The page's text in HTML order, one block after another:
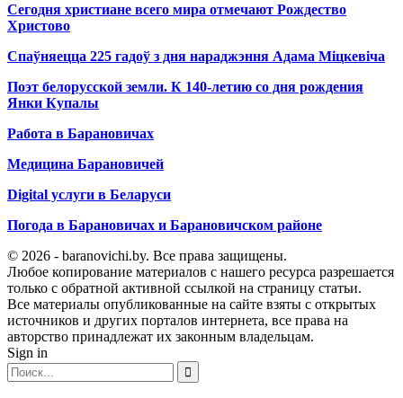
Сегодня христиане всего мира отмечают Рождество
Христово
Спаўняецца 225 гадоў з дня нараджэння Адама Міцкевіча
Поэт белорусской земли. К 140-летию со дня рождения
Янки Купалы
Работа в Барановичах
Медицина Барановичей
Digital услуги в Беларуси
Погода в Барановичах и Барановичском районе
© 2026 - baranovichi.by. Все права защищены.
Любое копирование материалов с нашего ресурса разрешается
только с обратной активной ссылкой на страницу статьи.
Все материалы опубликованные на сайте взяты с открытых
источников и других порталов интернета, все права на
авторство принадлежат их законным владельцам.
Sign in